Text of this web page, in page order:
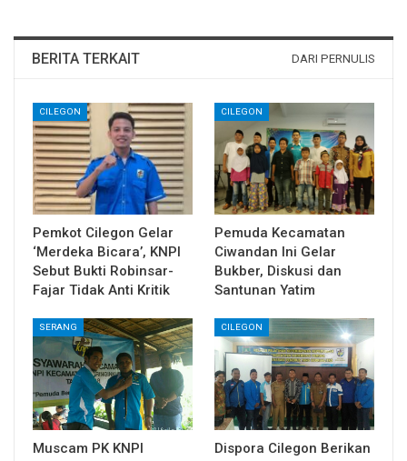
BERITA TERKAIT DARI PERNULIS
CILEGON
Pemkot Cilegon Gelar
‘Merdeka Bicara’, KNPI
Sebut Bukti Robinsar-
Fajar Tidak Anti Kritik
CILEGON
Pemuda Kecamatan
Ciwandan Ini Gelar
Bukber, Diskusi dan
Santunan Yatim
SERANG
Muscam PK KNPI
CILEGON
Dispora Cilegon Berikan